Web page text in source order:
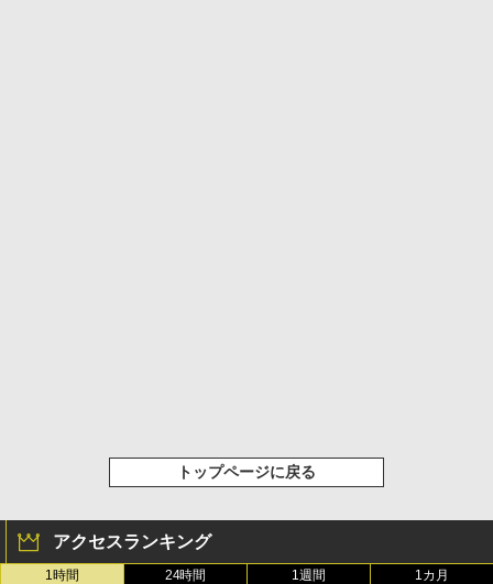
トップページに戻る
アクセスランキング
1時間 24時間 1週間 1カ月